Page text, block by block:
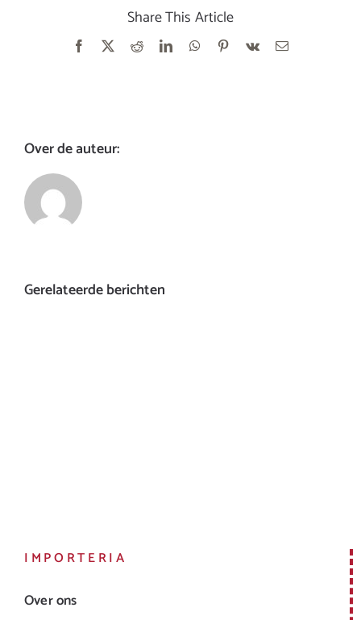
Share This Article
Facebook RedditLinkedInWhatsApp
Pinterest
Vk
E-
Over de auteur:
Gerelateerde berichten
IMPORTERIA
Over ons